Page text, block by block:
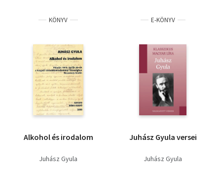
KÖNYV
Alkohol és irodalom
Juhász Gyula
E-KÖNYV
Juhász Gyula versei
Juhász Gyula